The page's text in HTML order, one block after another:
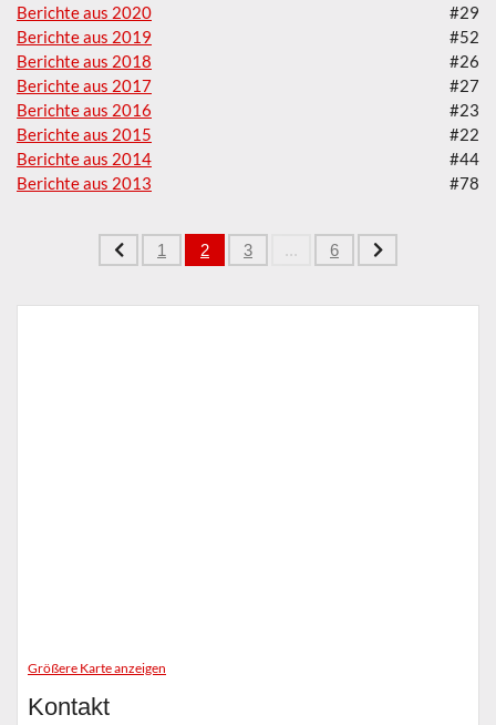
Berichte aus 2020
#29
Berichte aus 2019
#52
Berichte aus 2018
#26
Berichte aus 2017
#27
Berichte aus 2016
#23
Berichte aus 2015
#22
Berichte aus 2014
#44
Berichte aus 2013
#78
1 2 3 ... 6
Größere Karte anzeigen
Kontakt